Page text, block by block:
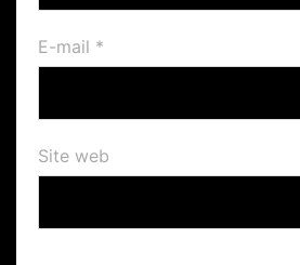
E-mail *
Site web